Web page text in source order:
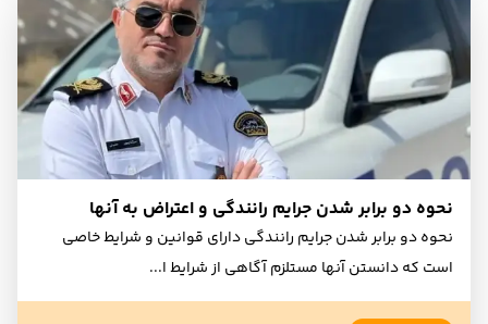
نحوه دو برابر شدن جرایم رانندگی و اعتراض به آنها
نحوه دو برابر شدن جرایم رانندگی دارای قوانین و شرایط خاصی
است که دانستن آنها مستلزم آگاهی از شرایط ا...